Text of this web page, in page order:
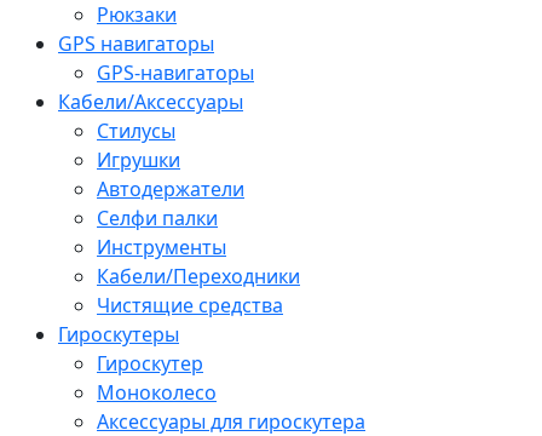
Рюкзаки
GPS навигаторы
GPS-навигаторы
Кабели/Аксессуары
Стилусы
Игрушки
Автодержатели
Селфи палки
Инструменты
Кабели/Переходники
Чистящие средства
Гироскутеры
Гироскутер
Моноколесо
Аксессуары для гироскутера